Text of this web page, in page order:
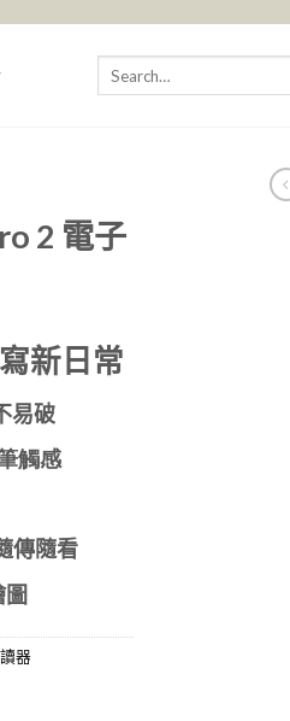
2 電子
新日常
易破
觸感
傳隨看
器